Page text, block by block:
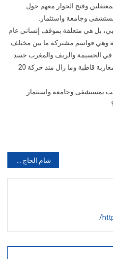
وفتح الحوار معهم حول
وجامعة واستثمار.
بل هي متعلقة بموقف إنساني عام
وهي قواسم مشتركة ما بين مختلف
في الحسيمة والريف والمغرب جسد
بعمق هذه الشعارات والتي طرحها المغاربة قاطبة وما زال منذ حركة 20
بمستشفى وجامعة واستثمار
شام الحاج يحييّ الجيش اللبناني من جزين ويحذر